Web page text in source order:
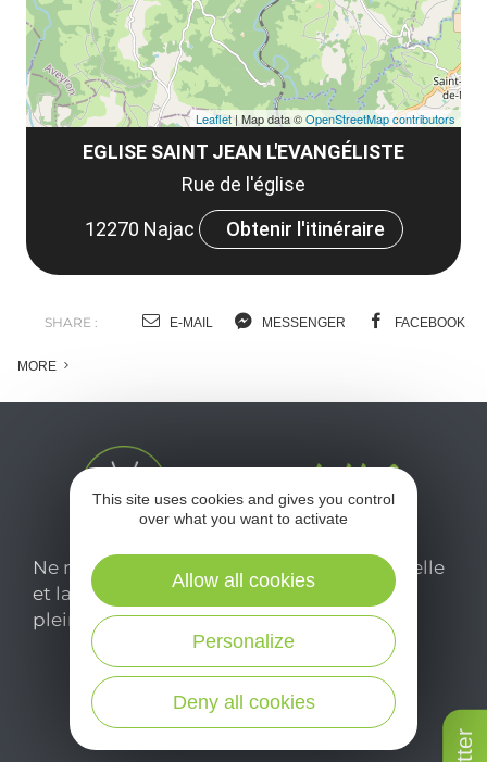
EGLISE SAINT JEAN L'EVANGÉLISTE
Rue de l'église
12270 Najac
Obtenir l'itinéraire
Leaflet | Map data ©OpenStreetMap contributors
SHARE : E-MAIL MESSENGER FACEBOOK
MORE
Ne manquez pas notre newsletter mensuelle
et laissez-vous inspirer pour profiter
pleinement de votre séjour en Aveyron.
Je m'abonne ici
This site uses cookies and gives you control
over what you want to activate
Deny all cookies
Personalize
Allow all cookies